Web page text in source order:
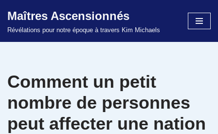
Aller
Maîtres Ascensionnés
Révélations pour notre époque à travers Kim Michaels
Comment un petit
nombre de personnes
peut affecter une nation